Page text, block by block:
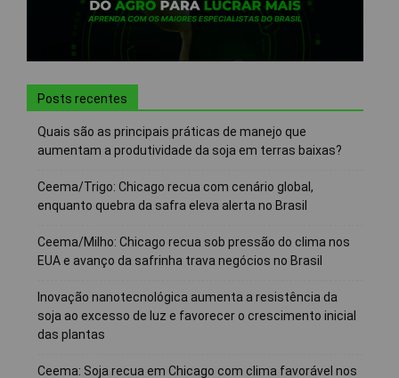
Posts recentes
Quais são as principais práticas de manejo que
aumentam a produtividade da soja em terras baixas?
Ceema/Trigo: Chicago recua com cenário global,
enquanto quebra da safra eleva alerta no Brasil
Ceema/Milho: Chicago recua sob pressão do clima nos
EUA e avanço da safrinha trava negócios no Brasil
Inovação nanotecnológica aumenta a resistência da
soja ao excesso de luz e favorecer o crescimento inicial
das plantas
Ceema: Soja recua em Chicago com clima favorável nos